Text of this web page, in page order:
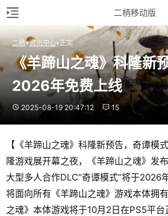
二柄移动版
二柄 资讯中心 正文
《羊蹄山之魂》科隆新
2026年免费上线
2025-08-19 20:47:12 15
【《羊蹄山之魂》科隆新预告，奇谭模
隆游戏展开幕之夜，《羊蹄山之魂》发
大型多人合作DLC“奇谭模式”将于2026
将面向所有《羊蹄山之魂》游戏本体拥
之魂》本体游戏将于10月2日在PS5平台